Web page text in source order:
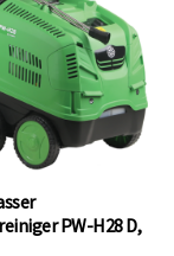
PW-H28 D,